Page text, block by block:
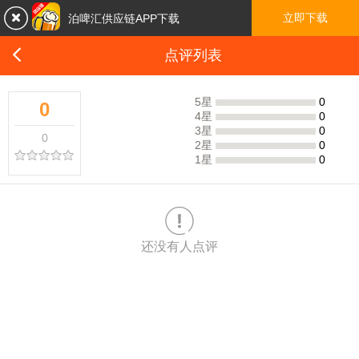
 点评列表
0
0
5星
0
4星
0
3星
0
2星
0
1星
0

还没有人点评
 泊啤汇供应链APP下载 立即下载